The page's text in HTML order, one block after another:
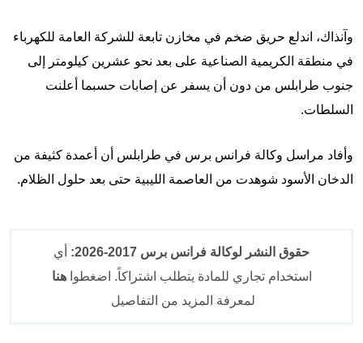
وآنذاك، اندلع حريق ضخم في مخازن تابعة للشركة العامة للكهرباء
في منطقة الكريمية الصناعية على بعد نحو عشرين كيلومتر إلى
جنوب طرابلس من دون أن يسفر عن إصابات حسبما أعلنت
السلطات.
وأفاد مراسل وكالة فرانس برس في طرابلس أن أعمدة كثيفة من
الدخان الأسود شوهدت من العاصمة الليبية حتى بعد حلول الظلام.
حقوق النشر لوكالة فرانس برس 2017-2026:
أي
استخدام تجاري للمادة يتطلب اشتراكاً. اضغطواهنا
لمعرفة المزيد من التفاصيل